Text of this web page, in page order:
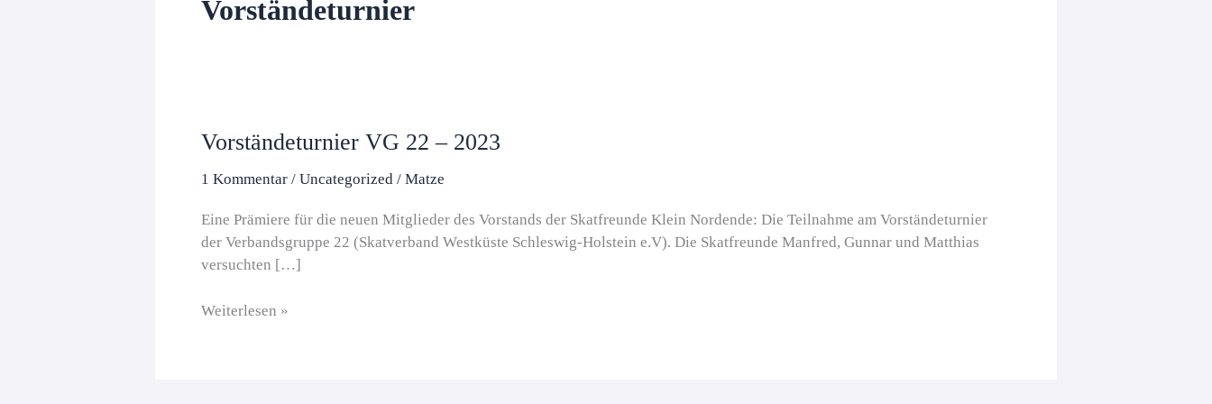
Vorständeturnier
Vorständeturnier VG 22 – 2023
1 Kommentar / Uncategorized / Matze
Eine Prämiere für die neuen Mitglieder des Vorstands der Skatfreunde Klein Nordende: Die Teilnahme am Vorständeturnier
der Verbandsgruppe 22 (Skatverband Westküste Schleswig-Holstein e.V). Die Skatfreunde Manfred, Gunnar und Matthias
versuchten […]
Vorständeturnier
Weiterlesen »